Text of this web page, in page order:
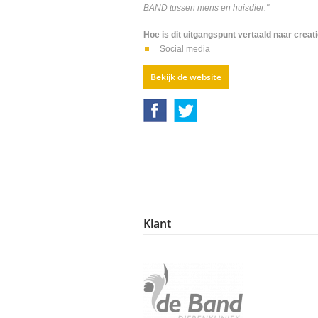
BAND tussen mens en huisdier."
Hoe is dit uitgangspunt vertaald naar
Social media
Bekijk de website
Klant